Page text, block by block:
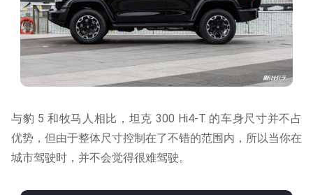
与豹 5 和牧马人相比，坦克 300 Hi4-T 的车身尺寸并不占
优势，但由于整体尺寸控制在了不错的范围内，所以当你在
城市驾驶时，并不会觉得很难驾驶。